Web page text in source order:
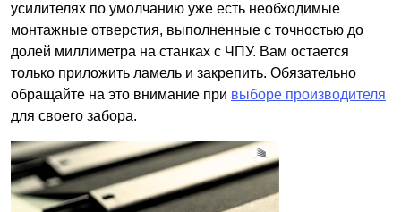
усилителях по умолчанию уже есть необходимые
монтажные отверстия, выполненные с точностью до
долей миллиметра на станках с ЧПУ. Вам остается
только приложить ламель и закрепить. Обязательно
обращайте на это внимание при выборе производителя
для своего забора.